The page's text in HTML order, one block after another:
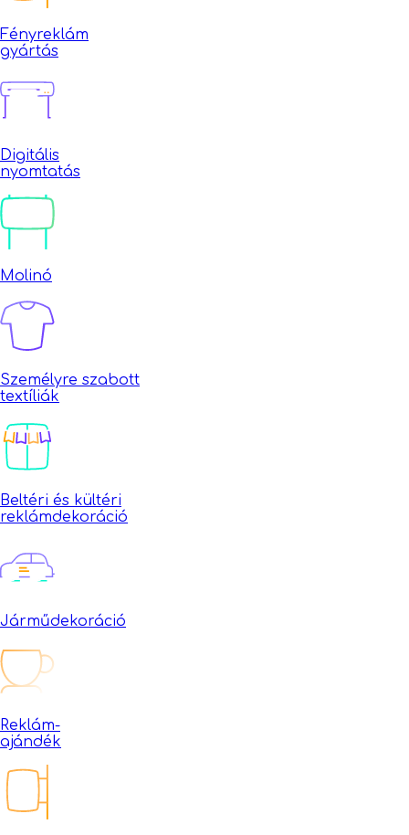
Fényreklám
gyártás
Digitális
nyomtatás
Molinó
Személyre szabott
textíliák
Beltéri és kültéri
reklámdekoráció
Járműdekoráció
Reklám-
ajándék